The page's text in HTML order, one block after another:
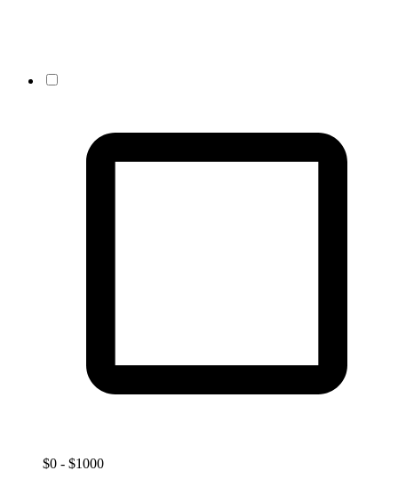
$0 - $1000